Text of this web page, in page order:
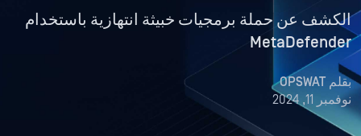
الكشف عن حملة برمجيات خبيثة انتهازية باستخدام
MetaDefender
بقلم OPSWAT
نوفمبر 11, 2024